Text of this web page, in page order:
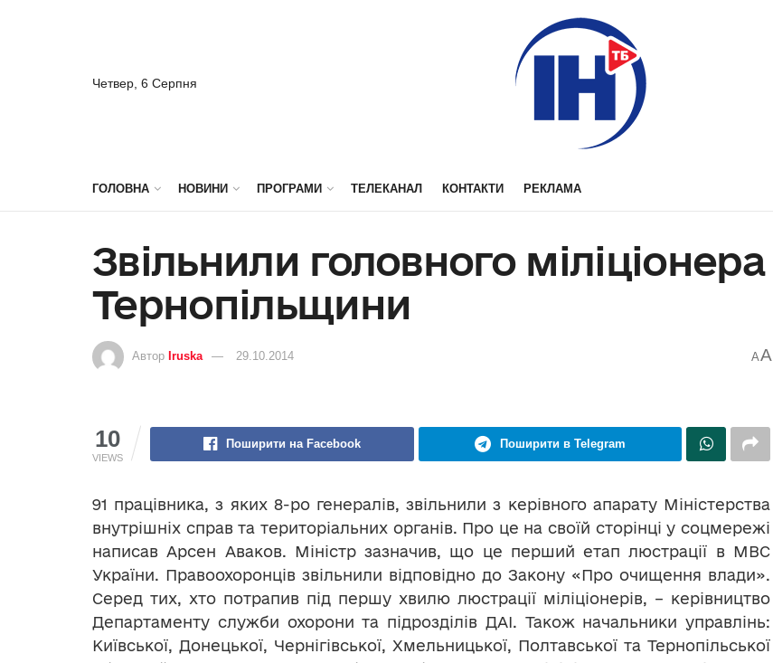
Четвер, 6 Серпня
ГОЛОВНА НОВИНИ ПРОГРАМИ ТЕЛЕКАНАЛ КОНТАКТИ РЕКЛАМА
Звільнили головного міліціонера
Тернопільщини
Автор Iruska 29.10.2014 AA
10
VIEWS
Поширити на Facebook Поширити в Telegram
91 працівника, з яких 8-ро генералів, звільнили з керівного апарату Міністерства
внутрішніх справ та територіальних органів. Про це на своїй сторінці у соцмережі
написав Арсен Аваков. Міністр зазначив, що це перший етап люстрації в МВС
України. Правоохоронців звільнили відповідно до Закону «Про очищення влади».
Серед тих, хто потрапив під першу хвилю люстрації міліціонерів, – керівництво
Департаменту служби охорони та підрозділів ДАІ. Також начальники управлінь:
Київської, Донецької, Чернігівської, Хмельницької, Полтавської та Тернопільської